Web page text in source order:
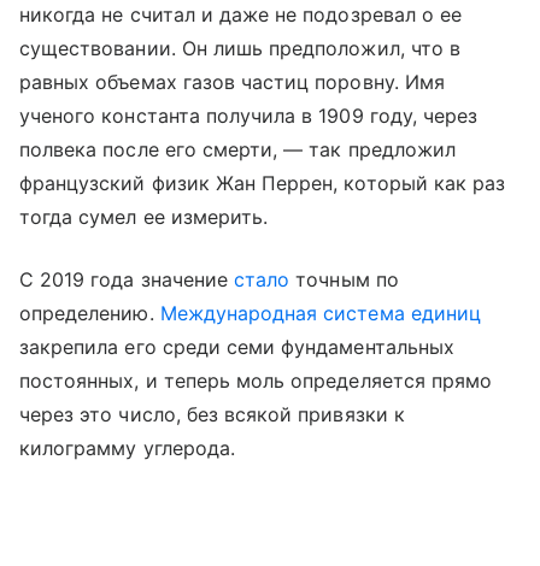
никогда не считал и даже не подозревал о ее
существовании. Он лишь предположил, что в
равных объемах газов частиц поровну. Имя
ученого константа получила в 1909 году, через
полвека после его смерти, — так предложил
французский физик Жан Перрен, который как раз
тогда сумел ее измерить.
С 2019 года значениестало точным по
определению. Международная система единиц
закрепила его среди семи фундаментальных
постоянных, и теперь моль определяется прямо
через это число, без всякой привязки к
килограмму углерода.